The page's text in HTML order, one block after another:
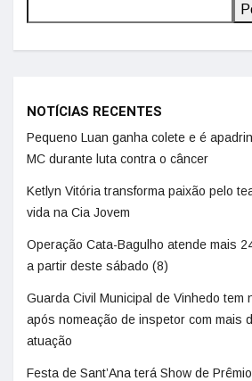
NOTÍCIAS RECENTES
Pequeno Luan ganha colete e é
MC durante luta contra o câncer
Ketlyn Vitória transforma paixão pelo
vida na Cia Jovem
Operação Cata-Bagulho atende mais
a partir deste sábado (8)
Guarda Civil Municipal de Vinhedo tem
após nomeação de inspetor com mais
atuação
Festa de Sant’Ana terá Show de